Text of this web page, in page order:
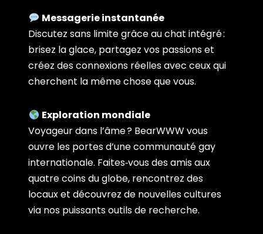
Messagerie instantanée
Discutez sans limite grâce au chat intégré :
brisez la glace, partagez vos passions et
créez des connexions réelles avec ceux qui
cherchent la même chose que vous.
Exploration mondiale
Voyageur dans l’âme ? BearWWW vous
ouvre les portes d’une communauté gay
internationale. Faites‑vous des amis aux
quatre coins du globe, rencontrez des
locaux et découvrez de nouvelles cultures
via nos puissants outils de recherche.